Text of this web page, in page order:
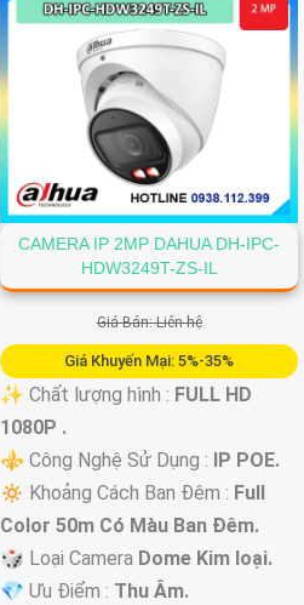
CAMERA IP 2MP DAHUA DH-IPC-
HDW3249T-ZS-IL
Giá Bán: Liên hệ
Giá Khuyến Mại: 5%-35%
✨ Chất lượng hình : FULL HD
1080P .
⚜️ Công Nghệ Sử Dụng : IP POE.
🔅 Khoảng Cách Ban Đêm : Full
Color 50m Có Màu Ban Ðêm.
🎲 Loại Camera Dome Kim loại.
️💎 Ưu Điểm : Thu Âm.